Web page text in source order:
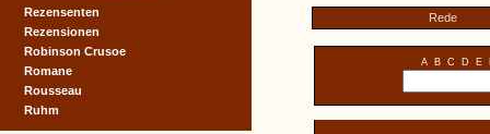
Rede
A B C D E
Rezensenten
Rezensionen
Robinson Crusoe
Romane
Rousseau
Ruhm